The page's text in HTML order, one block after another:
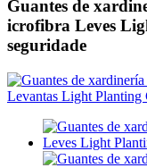
Guantes de
icrofibra Leves
seguridade